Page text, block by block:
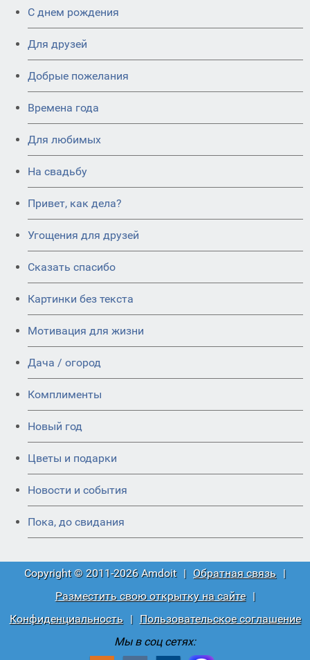
C днем рождения
Для друзей
Добрые пожелания
Времена года
Для любимых
На свадьбу
Привет, как дела?
Угощения для друзей
Сказать спасибо
Картинки без текста
Мотивация для жизни
Дача / огород
Комплименты
Новый год
Цветы и подарки
Новости и события
Пока, до свидания
Copyright © 2011-2026 Amdoit | Обратная связь |
Разместить свою открытку на сайте
|
Конфиденциальность
|
Пользовательское соглашение
Мы в соц сетях: